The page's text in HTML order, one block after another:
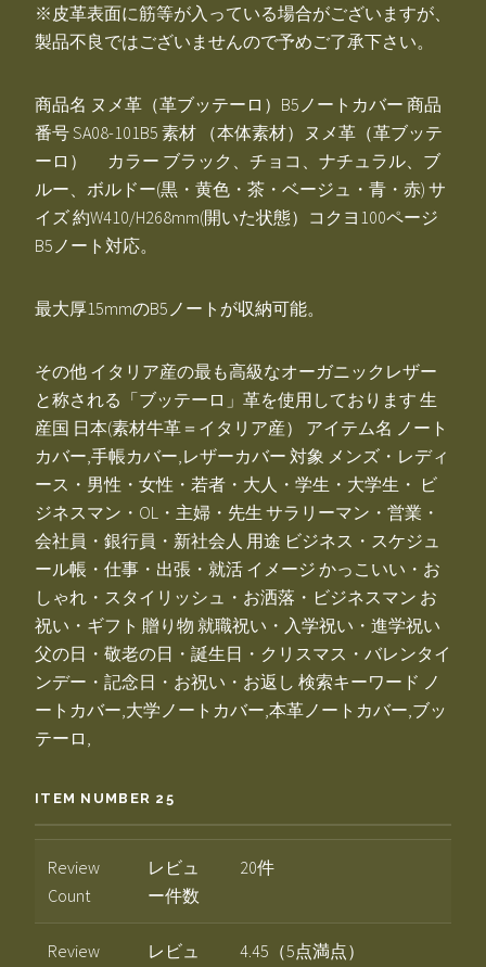
※皮革表面に筋等が入っている場合がございますが、
製品不良ではございませんので予めご了承下さい。
商品名 ヌメ革（革ブッテーロ）B5ノートカバー 商品
番号 SA08-101B5 素材 （本体素材）ヌメ革（革ブッテ
ーロ） カラー ブラック、チョコ、ナチュラル、ブ
ルー、ボルドー(黒・黄色・茶・ベージュ・青・赤) サ
イズ 約W410/H268mm(開いた状態）コクヨ100ページ
B5ノート対応。
最大厚15mmのB5ノートが収納可能。
その他 イタリア産の最も高級なオーガニックレザー
と称される「ブッテーロ」革を使用しております 生
産国 日本(素材牛革＝イタリア産） アイテム名 ノート
カバー,手帳カバー,レザーカバー 対象 メンズ・レディ
ース・男性・女性・若者・大人・学生・大学生・ ビ
ジネスマン・OL・主婦・先生 サラリーマン・営業・
会社員・銀行員・新社会人 用途 ビジネス・スケジュ
ール帳・仕事・出張・就活 イメージ かっこいい・お
しゃれ・スタイリッシュ・お洒落・ビジネスマン お
祝い・ギフト 贈り物 就職祝い・入学祝い・進学祝い
父の日・敬老の日・誕生日・クリスマス・バレンタイ
ンデー・記念日・お祝い・お返し 検索キーワード ノ
ートカバー,大学ノートカバー,本革ノートカバー,ブッ
テーロ,
ITEM NUMBER 25
Review
Count
レビュ
ー件数
20件
Review
レビュ
4.45（5点満点）